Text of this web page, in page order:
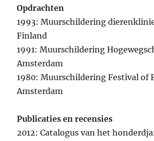
Opdrachten
1993: Muurschildering
Finland
1991: Muurschildering
Amsterdam
1980: Muurschildering Festival of
Amsterdam
Publicaties en recensies
2012: Catalogus van het